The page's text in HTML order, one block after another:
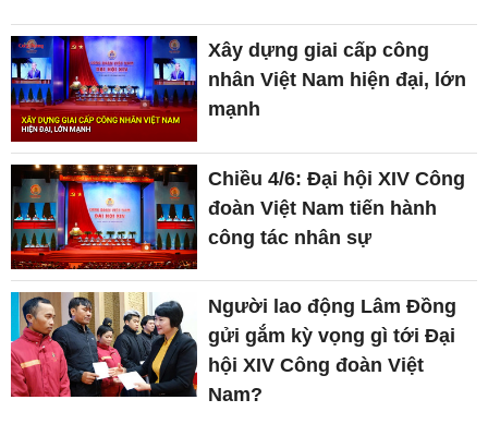
Xây dựng giai cấp công
nhân Việt Nam hiện đại, lớn
mạnh
Chiều 4/6: Đại hội XIV Công
đoàn Việt Nam tiến hành
công tác nhân sự
Người lao động Lâm Đồng
gửi gắm kỳ vọng gì tới Đại
hội XIV Công đoàn Việt
Nam?